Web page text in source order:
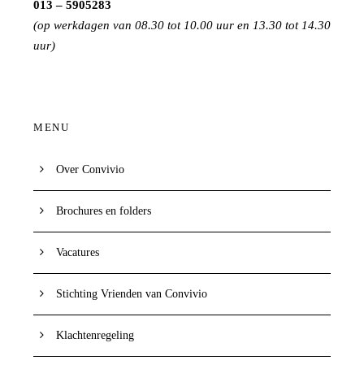
013 – 5905283
(op werkdagen van 08.30 tot 10.00 uur en 13.30 tot 14.30
uur)
MENU
Over Convivio
Brochures en folders
Vacatures
Stichting Vrienden van Convivio
Klachtenregeling